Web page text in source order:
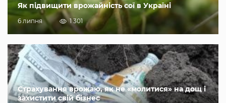
Як підвищити врожайність сої в Україні
6 липня 1 301
Страхування врожаю, як не «молитися» на дощ і
захистити свій бізнес